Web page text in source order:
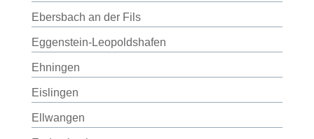
Ebersbach an der Fils
Eggenstein-Leopoldshafen
Ehningen
Eislingen
Ellwangen